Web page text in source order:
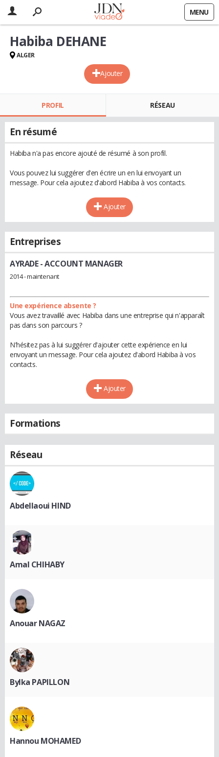
MENU
Ajouter
Habiba DEHANE
ALGER
PROFIL RÉSEAU
En résumé
Habiba n'a pas encore ajouté de résumé à son profil.
Vous pouvez lui suggérer d'en écrire un en lui envoyant un
message. Pour cela ajoutez d'abord Habiba à vos contacts.
Ajouter
Entreprises
AYRADE- ACCOUNT MANAGER
2014 - maintenant
Une expérience absente ?
Vous avez travaillé avec Habiba dans une entreprise qui n'apparaît
pas dans son parcours ?
N'hésitez pas à lui suggérer d'ajouter cette expérience en lui
envoyant un message. Pour cela ajoutez d'abord Habiba à vos
contacts.
Ajouter
Formations
Réseau
Abdellaoui HIND
Amal CHIHABY
Anouar NAGAZ
Bylka PAPILLON
Hannou MOHAMED